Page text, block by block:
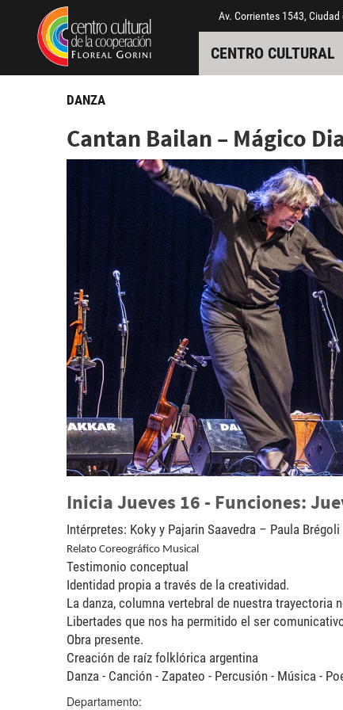
Pasar al contenido principal
Jump to main content Av. Corrientes 1543,
CENTRO CULTURAL
DANZA
Cantan Bailan – Mágico
Inicia Jueves 16 - Funciones:
Intérpretes: Koky y Pajarin Saavedra – Paula Brégoli
Relato Coreográfico Musical
Testimonio conceptual
Identidad propia a través de la creatividad.
La danza, columna vertebral de nuestra trayectoria
Libertades que nos ha permitido el ser
Obra presente.
Creación de raíz folklórica argentina
Danza - Canción - Zapateo - Percusión - Música -
Departamento: